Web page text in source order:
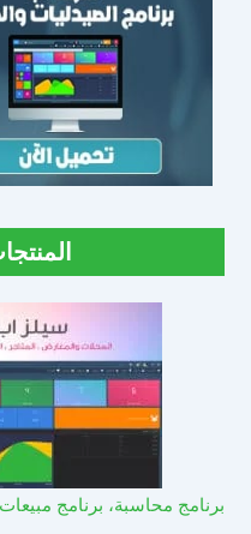
برنامج محاسبة، برنامج